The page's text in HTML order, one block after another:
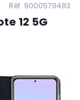
Réf. 9000579483
12 5G